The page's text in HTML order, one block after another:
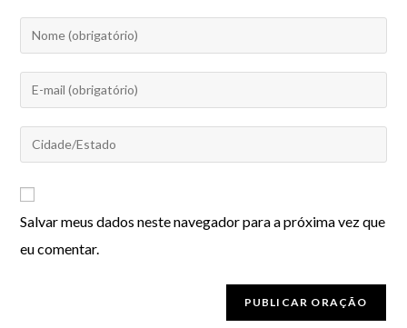
Salvar meus dados neste navegador para a próxima vez que
eu comentar.